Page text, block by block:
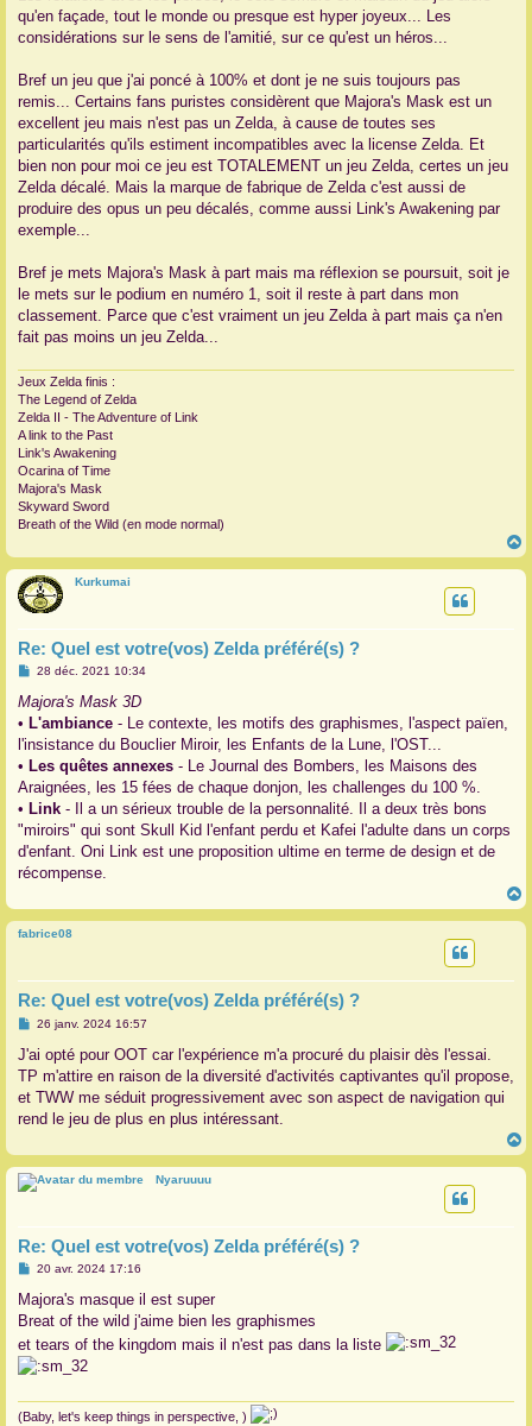
qu'en façade, tout le monde ou presque est hyper joyeux... Les
considérations sur le sens de l'amitié, sur ce qu'est un héros...
Bref un jeu que j'ai poncé à 100% et dont je ne suis toujours pas
remis... Certains fans puristes considèrent que Majora's Mask est un
excellent jeu mais n'est pas un Zelda, à cause de toutes ses
particularités qu'ils estiment incompatibles avec la license Zelda. Et
bien non pour moi ce jeu est TOTALEMENT un jeu Zelda, certes un jeu
Zelda décalé. Mais la marque de fabrique de Zelda c'est aussi de
produire des opus un peu décalés, comme aussi Link's Awakening par
exemple...
Bref je mets Majora's Mask à part mais ma réflexion se poursuit, soit je
le mets sur le podium en numéro 1, soit il reste à part dans mon
classement. Parce que c'est vraiment un jeu Zelda à part mais ça n'en
fait pas moins un jeu Zelda...
Jeux Zelda finis :
The Legend of Zelda
Zelda II - The Adventure of Link
A link to the Past
Link's Awakening
Ocarina of Time
Majora's Mask
Skyward Sword
Breath of the Wild (en mode normal)
a
u
Kurkumai
Re: Quel est votre(vos) Zelda préféré(s) ?
M
s
s
a
g
28 déc. 2021 10:34
Majora's Mask 3D
• L'ambiance - Le contexte, les motifs des graphismes, l'aspect païen,
l'insistance du Bouclier Miroir, les Enfants de la Lune, l'OST...
• Les quêtes annexes - Le Journal des Bombers, les Maisons des
Araignées, les 15 fées de chaque donjon, les challenges du 100 %.
• Link - Il a un sérieux trouble de la personnalité. Il a deux très bons
"miroirs" qui sont Skull Kid l'enfant perdu et Kafei l'adulte dans un corps
d'enfant. Oni Link est une proposition ultime en terme de design et de
récompense.
a
u
fabrice08
Re: Quel est votre(vos) Zelda préféré(s) ?
M
s
a
g
26 janv. 2024 16:57
J'ai opté pour OOT car l'expérience m'a procuré du plaisir dès l'essai.
TP m'attire en raison de la diversité d'activités captivantes qu'il propose,
et TWW me séduit progressivement avec son aspect de navigation qui
rend le jeu de plus en plus intéressant.
a
u
Nyaruuuu
Re: Quel est votre(vos) Zelda préféré(s) ?
M
s
a
g
e
20 avr. 2024 17:16
Majora's masque il est super
Breat of the wild j'aime bien les graphismes
et tears of the kingdom mais il n'est pas dans la liste
(Baby, let's keep things in perspective, )